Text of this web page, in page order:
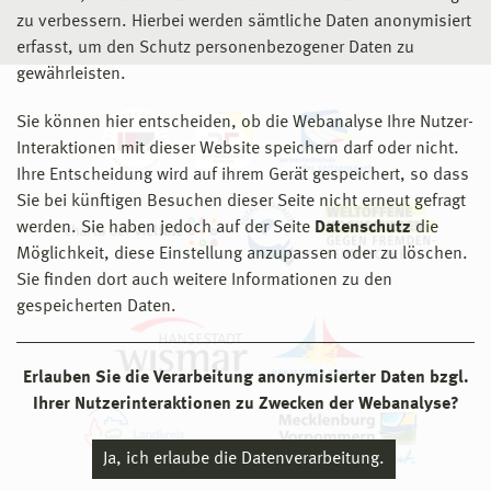
zu verbessern. Hierbei werden sämtliche Daten anonymisiert
erfasst, um den Schutz personenbezogener Daten zu
gewährleisten.
Sie können hier entscheiden, ob die Webanalyse Ihre Nutzer-
Interaktionen mit dieser Website speichern darf oder nicht.
Ihre Entscheidung wird auf ihrem Gerät gespeichert, so dass
Sie bei künftigen Besuchen dieser Seite nicht erneut gefragt
werden. Sie haben jedoch auf der Seite Datenschutz die
Möglichkeit, diese Einstellung anzupassen oder zu löschen.
Sie finden dort auch weitere Informationen zu den
gespeicherten Daten.
Erlauben Sie die Verarbeitung anonymisierter Daten bzgl.
Ihrer Nutzerinteraktionen zu Zwecken der Webanalyse?
Ja, ich erlaube die Datenverarbeitung.